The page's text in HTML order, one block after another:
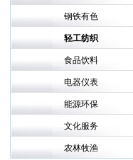
钢铁有色
轻工纺织
食品饮料
电器仪表
能源环保
文化服务
农林牧渔